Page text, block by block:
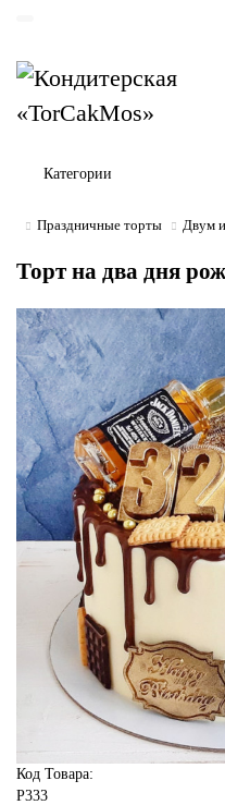
Категории
Праздничные торты Двум
Торт на два дня
Код Товара:
P333